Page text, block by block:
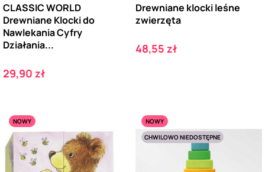
CLASSIC WORLD
Drewniane Klocki do
Nawlekania Cyfry
Działania...
Cena
29,90 zł
Drewniane klocki leśne
zwierzęta
Cena
48,55 zł
NOWY
NOWY
CHWILOWO NIEDOSTĘPNE